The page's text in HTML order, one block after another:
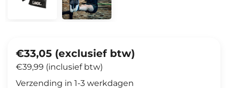
€33,05 (exclusief btw)
€39,99 (inclusief btw)
Verzending in 1-3 werkdagen